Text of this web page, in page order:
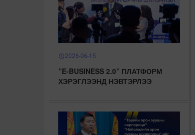
schedule2026-06-15
”E-BUSINESS 2.0” ПЛАТФОРМ
ХЭРЭГЛЭЭНД НЭВТЭРЛЭЭ